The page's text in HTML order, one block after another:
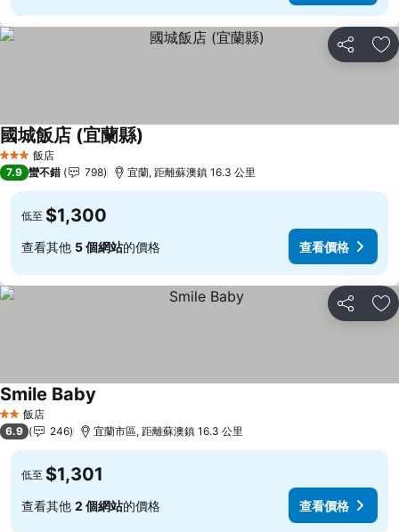
分享 加
3 星級 飯店
國城飯店 (宜蘭縣)
7.9 蠻不錯 798 宜蘭, 距離蘇澳鎮 16.3 公里
低至 $1,300
查看其他 5 個網站的價格 查看價格
分享 加
2 星級飯店
Smile Baby
6.9 246 宜蘭市區, 距離蘇澳鎮 16.3 公里
低至 $1,301
查看其他 2 個網站的價格 查看價格